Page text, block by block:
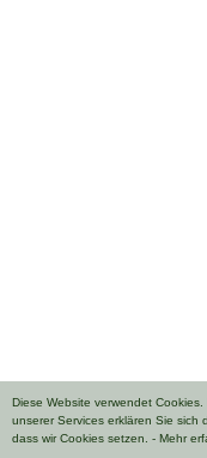
Diese Website verwendet
unserer Services erklären Sie sich
dass wir Cookies setzen. - Mehr